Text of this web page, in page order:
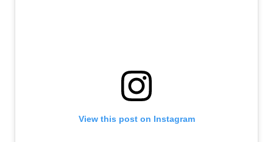
View this post on Instagram